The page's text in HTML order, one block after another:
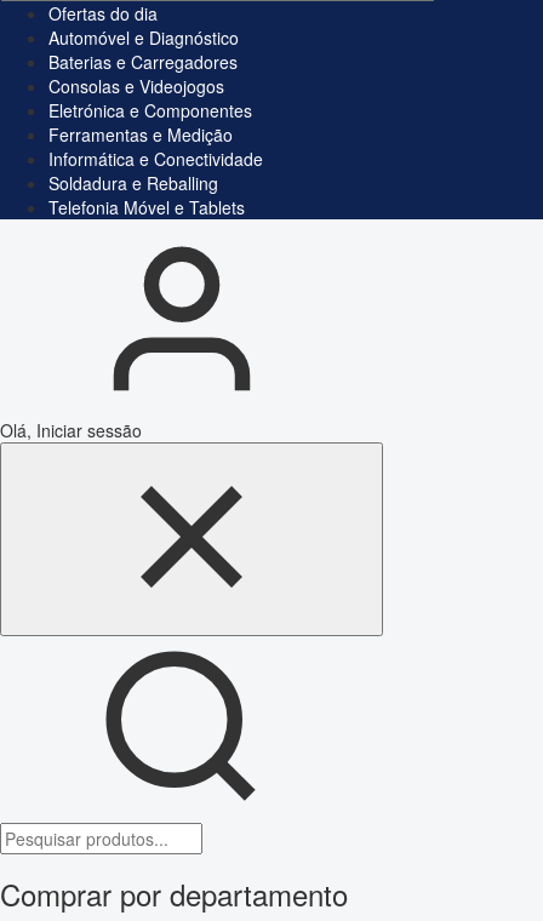
Ofertas do dia
Automóvel e Diagnóstico
Baterias e Carregadores
Consolas e Videojogos
Eletrónica e Componentes
Ferramentas e Medição
Informática e Conectividade
Soldadura e Reballing
Telefonia Móvel e Tablets
Olá, Iniciar sessão
Comprar por departamento